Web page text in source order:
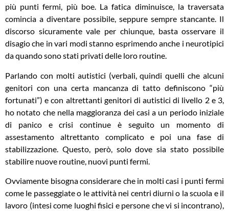
più punti fermi, più boe. La fatica diminuisce, la traversata
comincia a diventare possibile, seppure sempre stancante. Il
discorso sicuramente vale per chiunque, basta osservare il
disagio che in vari modi stanno esprimendo anche i neurotipici
da quando sono stati privati delle loro routine.
Parlando con molti autistici (verbali, quindi quelli che alcuni
genitori con una certa mancanza di tatto definiscono “più
fortunati”) e con altrettanti genitori di autistici di livello 2 e 3,
ho notato che nella maggioranza dei casi a un periodo iniziale
di panico e crisi continue è seguito un momento di
assestamento altrettanto complicato e poi una fase di
stabilizzazione. Questo, però, solo dove sia stato possibile
stabilire nuove routine, nuovi punti fermi.
Ovviamente bisogna considerare che in molti casi i punti fermi
come le passeggiate o le attività nei centri diurni o la scuola e il
lavoro (intesi come luoghi fisici e persone che vi si incontrano),